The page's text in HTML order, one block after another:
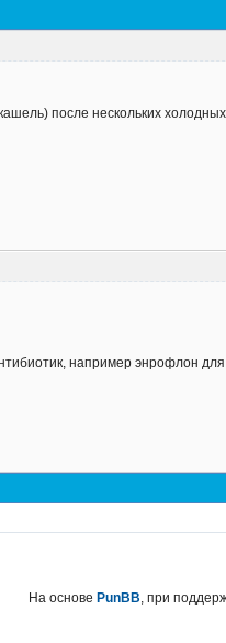
после нескольких
например энрофлон
На основе PunBB, при